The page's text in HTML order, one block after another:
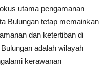
utama pengamanan
Bulungan tetap memainkan
dan ketertiban di
adalah wilayah
kerawanan